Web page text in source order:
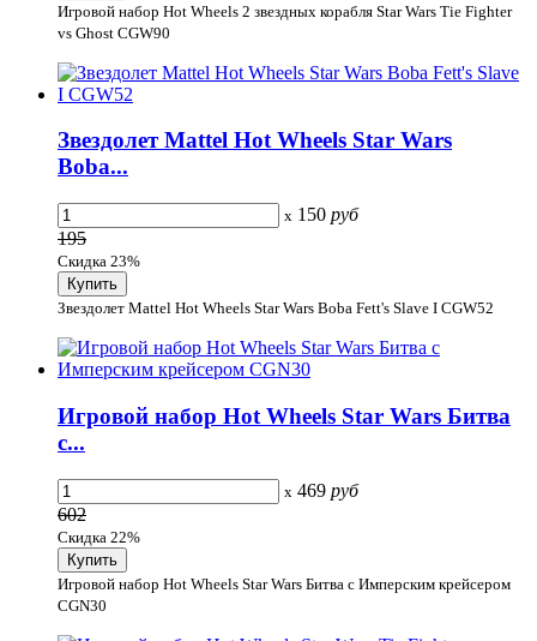
Игровой набор Hot Wheels 2 звездных корабля Star Wars Tie Fighter
vs Ghost CGW90
Звездолет Mattel Hot Wheels Star Wars
Boba...
x 150 руб
195
Скидка 23%
Звездолет Mattel Hot Wheels Star Wars Boba Fett's Slave I CGW52
Игровой набор Hot Wheels Star Wars Битва
с...
x 469 руб
602
Скидка 22%
Игровой набор Hot Wheels Star Wars Битва с Имперским крейсером
CGN30